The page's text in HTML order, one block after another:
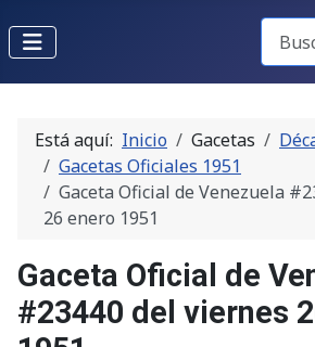
Está aquí: Inicio Gacetas
Gacetas Oficiales 1951
Gaceta Oficial de Venezuela
26 enero 1951
Gaceta Oficial de
#23440 del viernes